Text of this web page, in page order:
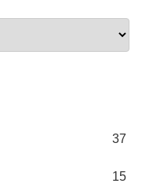
37
15